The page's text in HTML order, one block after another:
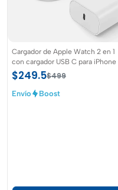
Cargador de Apple Watch 2 en 1
con cargador USB C para iPhone y
iWatch
$249.5$499
Envío Boost